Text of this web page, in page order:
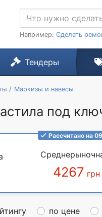
Например: Сделать
Тендеры
Маркизы и навесы
под
Рассчитано на
4267
по цене